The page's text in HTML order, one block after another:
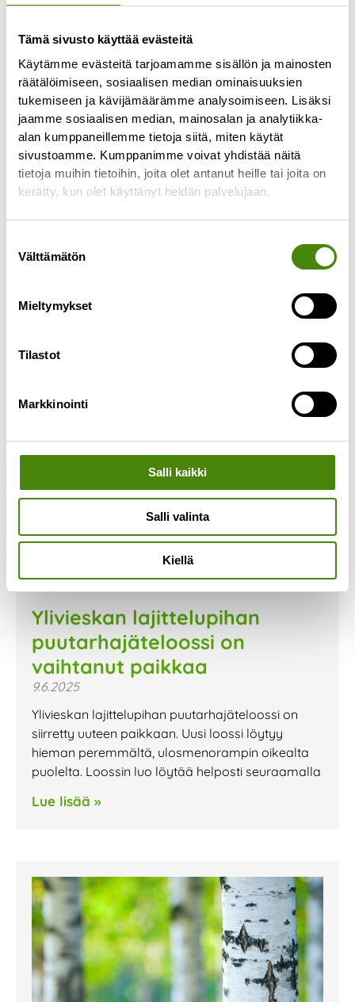
Tämä sivusto käyttää evästeitä
Käytämme evästeitä tarjoamamme sisällön ja mainosten
räätälöimiseen, sosiaalisen median ominaisuuksien
tukemiseen ja kävijämäärämme analysoimiseen. Lisäksi
jaamme sosiaalisen median, mainosalan ja analytiikka-
alan kumppaneillemme tietoja siitä, miten käytät
sivustoamme. Kumppanimme voivat yhdistää näitä
tietoja muihin tietoihin, joita olet antanut heille tai joita on
kerätty, kun olet käyttänyt heidän palvelujaan.
valinta
Välttämätön
Mieltymykset
Tilastot
Markkinointi
Salli kaikki
Salli valinta
Kiellä
Kesä kevyemmäksi – myös
roskapussille!
12.6.2025
Aurinko paistaa, grilli käy kuumana ja piknik-viltti
levitetään nurmikolle. Mutta mitä jos tänä kesänä
kevennettäisiin myös jätteen määrää? Pienillä
Lue lisää »
Ylivieskan lajittelupihan
puutarhajäteloossi on
vaihtanut paikkaa
9.6.2025
Ylivieskan lajittelupihan puutarhajäteloossi on
siirretty uuteen paikkaan. Uusi loossi löytyy
hieman peremmältä, ulosmenorampin oikealta
puolelta. Loossin luo löytää helposti seuraamalla
Lue lisää »